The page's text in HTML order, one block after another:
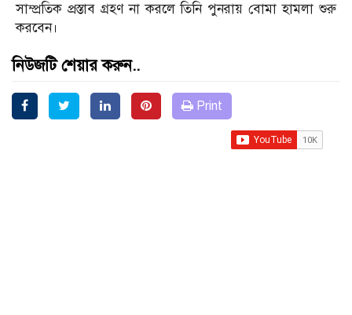
সাম্প্রতিক প্রস্তাব গ্রহণ না করলে তিনি পুনরায় বোমা হামলা শুরু
করবেন।
নিউজটি শেয়ার করুন..
Print